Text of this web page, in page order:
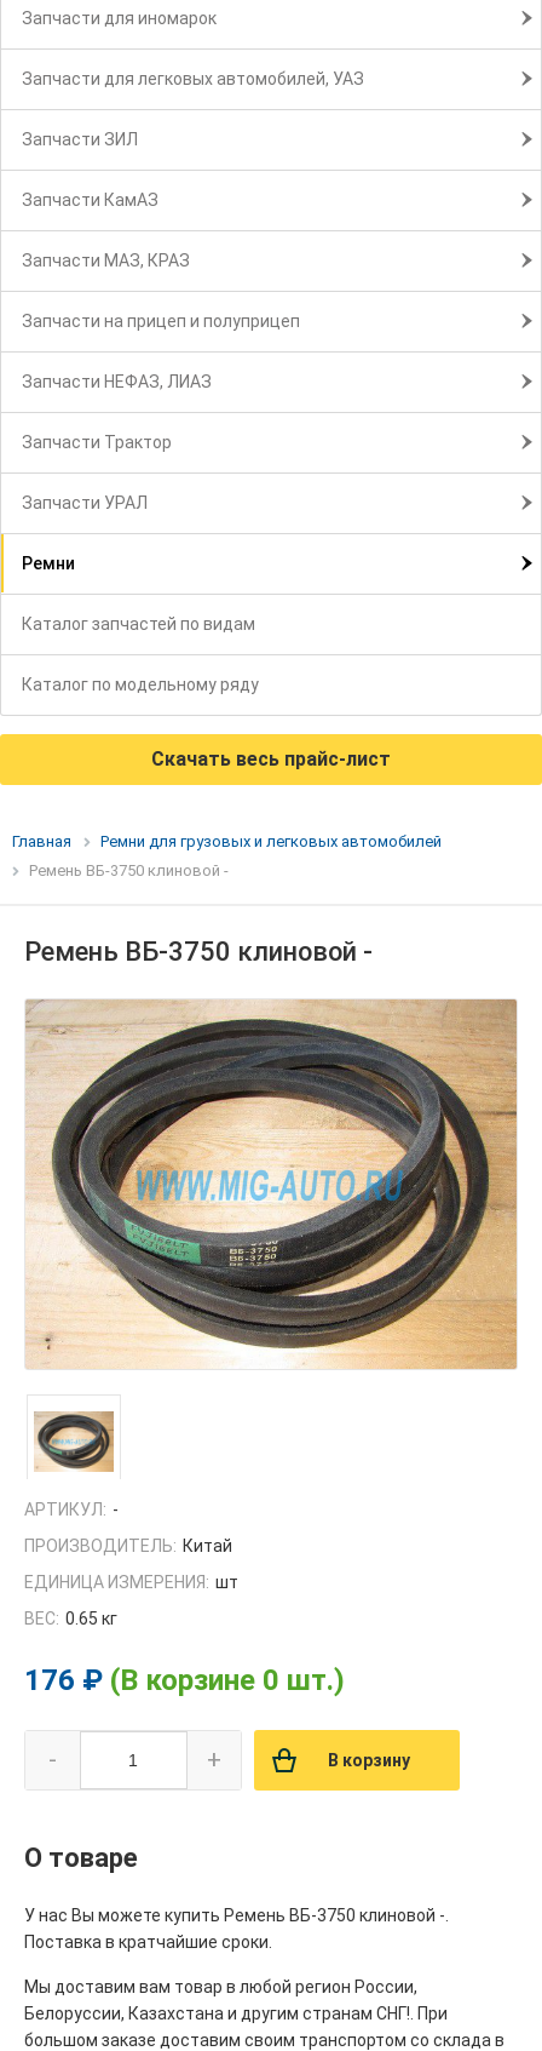
Запчасти для иномарок
Запчасти для легковых автомобилей, УАЗ
Запчасти ЗИЛ
Запчасти КамАЗ
Запчасти МАЗ, КРАЗ
Запчасти на прицеп и полуприцеп
Запчасти НЕФАЗ, ЛИАЗ
Запчасти Трактор
Запчасти УРАЛ
Ремни
Каталог запчастей по видам
Каталог по модельному ряду
Скачать весь прайс-лист
Главная
Ремни для грузовых и легковых автомобилей
Ремень ВБ-3750 клиновой -
Ремень ВБ-3750 клиновой -
АРТИКУЛ: -
ПРОИЗВОДИТЕЛЬ: Китай
ЕДИНИЦА ИЗМЕРЕНИЯ: шт
ВЕС: 0.65 кг
176 ₽ (В корзине 0 шт.)
- + В корзину
О товаре
У нас Вы можете купить Ремень ВБ-3750 клиновой -.
Поставка в кратчайшие сроки.
Мы доставим вам товар в любой регион России,
Белоруссии, Казахстана и другим странам СНГ!. При
большом заказе доставим своим транспортом со склада в